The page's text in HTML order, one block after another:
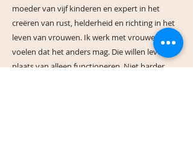
moeder van vijf kinderen en expert in het
creëren van rust, helderheid en richting in het
leven van vrouwen. Ik werk met vrouwen die
voelen dat het anders mag. Die willen leven in
plaats van alleen functioneren. Niet harder,